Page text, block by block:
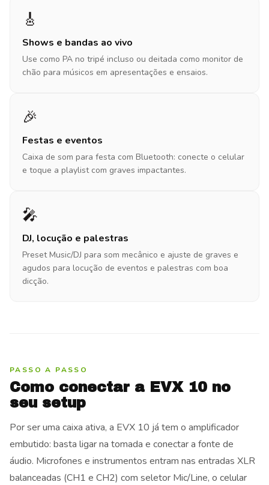
🎸
Shows e bandas ao vivo
Use como PA no tripé incluso ou deitada como monitor de
chão para músicos em apresentações e ensaios.
🎉
Festas e eventos
Caixa de som para festa com Bluetooth: conecte o celular
e toque a playlist com graves impactantes.
🎤
DJ, locução e palestras
Preset Music/DJ para som mecânico e ajuste de graves e
agudos para locução de eventos e palestras com boa
dicção.
PASSO A PASSO
Como conectar a EVX 10 no
seu setup
Por ser uma caixa ativa, a EVX 10 já tem o amplificador
embutido: basta ligar na tomada e conectar a fonte de
áudio. Microfones e instrumentos entram nas entradas XLR
balanceadas (CH1 e CH2) com seletor Mic/Line, o celular